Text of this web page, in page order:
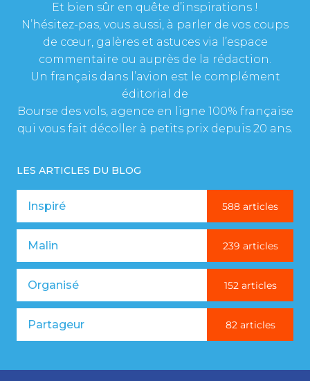
Et bien sûr en quête d’inspirations !
N’hésitez-pas, vous aussi, à parler de vos coups
de cœur, galères et astuces via l’espace
commentaire ou auprès de la rédaction.
Un français dans l’avion est le complément
éditorial de
Bourse des vols, agence en ligne 100% française
qui vous fait décoller à petits prix depuis 20 ans.
LES ARTICLES DU BLOG
Inspiré 588 articles
Malin 239 articles
Organisé 152 articles
Partageur 82 articles